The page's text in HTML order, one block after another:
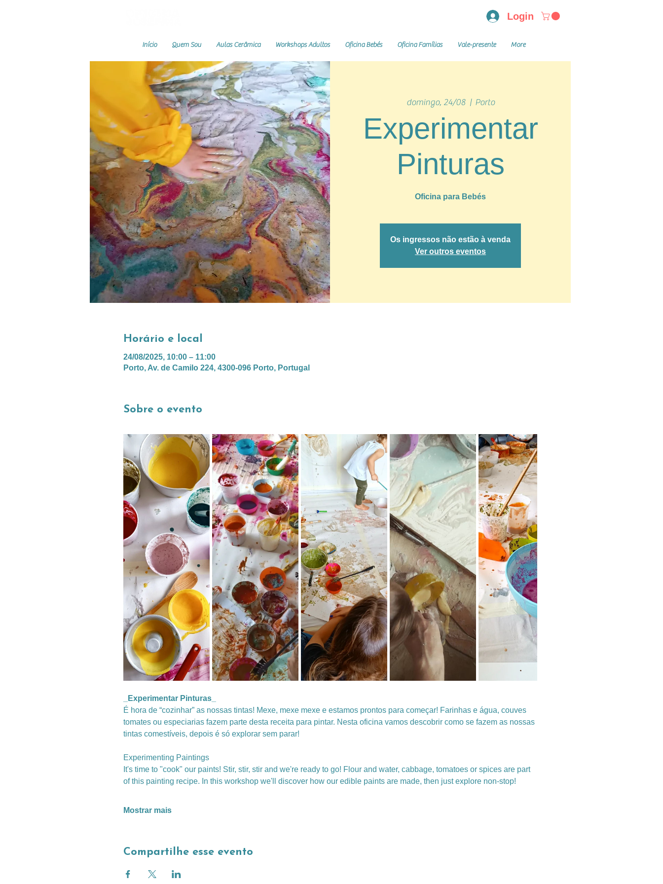
Login
Início Quem Sou Aulas Cerâmica Workshops Adultos Oficina Bebés Oficina Famílias Vale-presente More
domingo, 24/08
  |
Porto
Experimentar
Pinturas
Oficina para Bebés
Os ingressos não estão à venda
Ver outros eventos
Horário e local
24/08/2025, 10:00 – 11:00
Porto, Av. de Camilo 224, 4300-096 Porto, Portugal
Sobre o evento
_Experimentar Pinturas_
É hora de “cozinhar” as nossas tintas! Mexe, mexe mexe e estamos prontos para começar! Farinhas e água, couves
tomates ou especiarias fazem parte desta receita para pintar. Nesta oficina vamos descobrir como se fazem as nossas
tintas comestíveis, depois é só explorar sem parar!
Experimenting Paintings
It's time to "cook" our paints! Stir, stir, stir and we're ready to go! Flour and water, cabbage, tomatoes or spices are part
of this painting recipe. In this workshop we'll discover how our edible paints are made, then just explore non-stop!
Mostrar mais
Compartilhe esse evento